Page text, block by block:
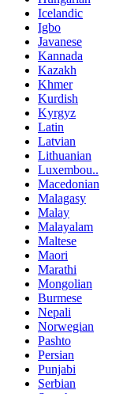
Icelandic
Igbo
Javanese
Kannada
Kazakh
Khmer
Kurdish
Kyrgyz
Latin
Latvian
Lithuanian
Luxembou..
Macedonian
Malagasy
Malay
Malayalam
Maltese
Maori
Marathi
Mongolian
Burmese
Nepali
Norwegian
Pashto
Persian
Punjabi
Serbian